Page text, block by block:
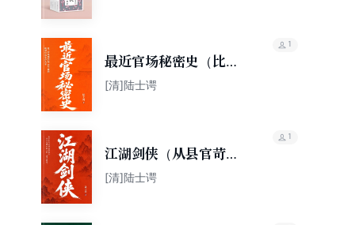
最近官场秘密史（比
《官场现形记》更生猛
[清]陆士谔
1
江湖剑侠（从县官苛政
到侠客横行，一本书看
[清]陆士谔
1